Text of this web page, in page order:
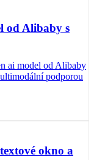
od Alibaby s
ai model od Alibaby
podporou
okno a